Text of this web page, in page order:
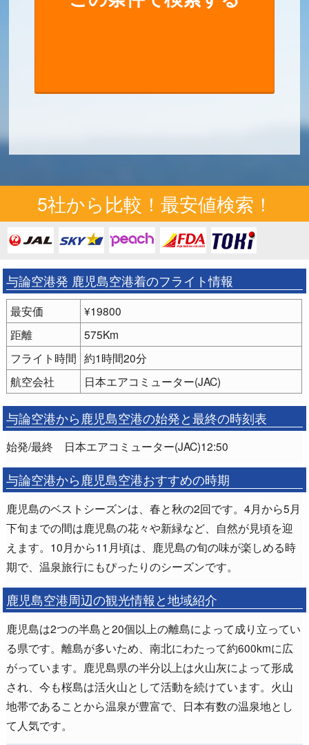
5社から比較！最安値検索！
与論空港発 鹿児島空港着のフライト情報
最安価
¥19800
距離
575Km
フライト時間 約1時間20分
航空会社
日本エアコミューター(JAC)
与論空港から鹿児島空港の始発と最終の時刻表
始発/最終 日本エアコミューター(JAC)12:50
与論空港から鹿児島空港おすすめの時期
鹿児島のベストシーズンは、春と秋の2回です。4月から5月
下旬までの間は鹿児島の花々や新緑など、自然が見頃を迎
えます。10月から11月頃は、鹿児島の旬の味が楽しめる時
期で、温泉旅行にもぴったりのシーズンです。
鹿児島空港周辺の観光情報と地域紹介
鹿児島は2つの半島と20個以上の離島によって成り立ってい
る県です。離島が多いため、南北にわたって約600kmに広
がっています。鹿児島県の半分以上は火山灰によって形成
され、今も桜島は活火山として活動を続けています。火山
地帯であることから温泉が豊富で、日本有数の温泉地とし
て人気です。